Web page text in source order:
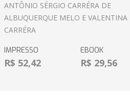
ANTÔNIO SÉRGIO CARRÉRA DE
ALBUQUERQUE MELO E VALENTINA
CARRÉRA
IMPRESSO
R$ 52,42
EBOOK
R$ 29,56